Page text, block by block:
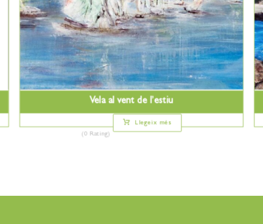
Vela al vent de l’estiu
(0 Rating)
Llegeix més